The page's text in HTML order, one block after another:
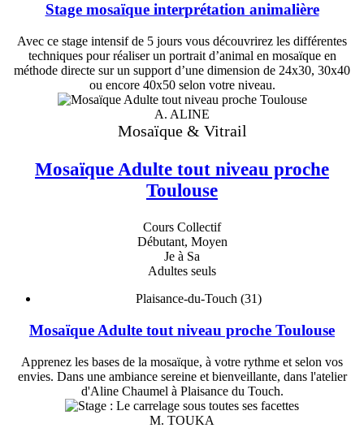
Stage mosaïque interprétation animalière
Avec ce stage intensif de 5 jours vous découvrirez les différentes
techniques pour réaliser un portrait d’animal en mosaïque en
méthode directe sur un support d’une dimension de 24x30, 30x40
ou encore 40x50 selon votre niveau.
A. ALINE
Mosaïque & Vitrail
Mosaïque Adulte tout niveau proche
Toulouse
Cours Collectif
Débutant, Moyen
Je à Sa
Adultes seuls
Plaisance-du-Touch (31)
Mosaïque Adulte tout niveau proche Toulouse
Apprenez les bases de la mosaïque, à votre rythme et selon vos
envies. Dans une ambiance sereine et bienveillante, dans l'atelier
d'Aline Chaumel à Plaisance du Touch.
M. TOUKA